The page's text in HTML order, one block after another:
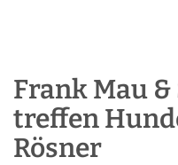
Frank Mau
treffen
Rösner